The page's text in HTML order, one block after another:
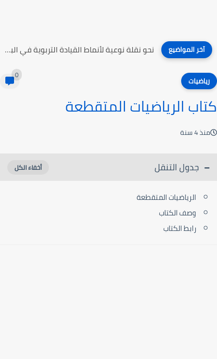
آخر المواضيع نحو نقلة نوعية لأنماط القيادة التربوية في البلاد العربية
رياضيات 0
كتاب الرياضيات المتقطعة
منذ 4 سنة
جدول التنقل
الرياضيات المتقطعة
وصف الكتاب
رابط الكتاب